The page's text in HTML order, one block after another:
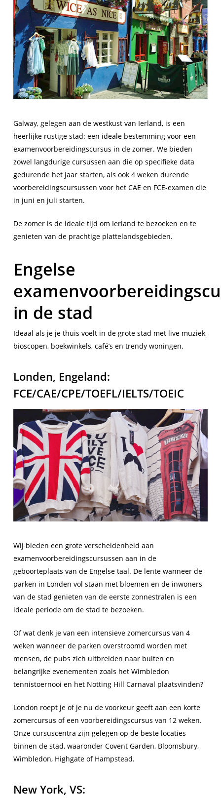
Galway, gelegen aan de westkust van Ierland, is een
heerlijke rustige stad: een ideale bestemming voor een
examenvoorbereidingscursus in de zomer. We bieden
zowel langdurige cursussen aan die op specifieke data
gedurende het jaar starten, als ook 4 weken durende
voorbereidingscursussen voor het CAE en FCE-examen die
in juni en juli starten.
De zomer is de ideale tijd om Ierland te bezoeken en te
genieten van de prachtige plattelandsgebieden.
Engelse
in de stad
Ideaal als je je thuis voelt in de grote stad met live muziek,
bioscopen, boekwinkels, café’s en trendy woningen.
Londen, Engeland:
FCE/CAE/CPE/TOEFL/IELTS/TOEIC
Wij bieden een grote verscheidenheid aan
examenvoorbereidingscursussen aan in de
geboorteplaats van de Engelse taal. De lente wanneer de
parken in Londen vol staan met bloemen en de inwoners
van de stad genieten van de eerste zonnestralen is een
ideale periode om de stad te bezoeken.
Of wat denk je van een intensieve zomercursus van 4
weken wanneer de parken overstroomd worden met
mensen, de pubs zich uitbreiden naar buiten en
belangrijke evenementen zoals het Wimbledon
tennistoernooi en het Notting Hill Carnaval plaatsvinden?
London roept je of je nu de voorkeur geeft aan een korte
zomercursus of een voorbereidingscursus van 12 weken.
Onze cursuscentra zijn gelegen op de beste locaties
binnen de stad, waaronder Covent Garden, Bloomsbury,
Wimbledon, Highgate of Hampstead.
New York, VS: